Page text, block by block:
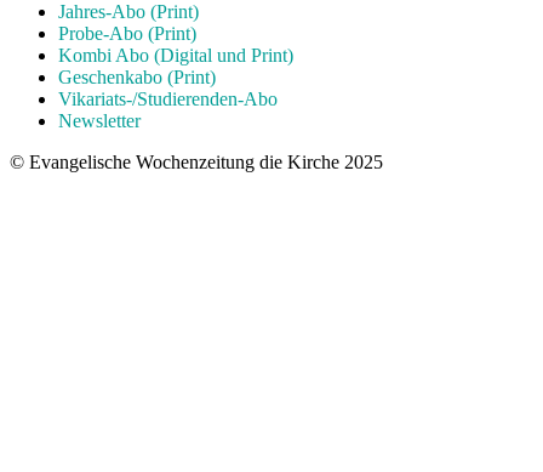
Jahres-Abo (Print)
Probe-Abo (Print)
Kombi Abo (Digital und Print)
Geschenkabo (Print)
Vikariats-/Studierenden-Abo
Newsletter
© Evangelische Wochenzeitung die Kirche 2025